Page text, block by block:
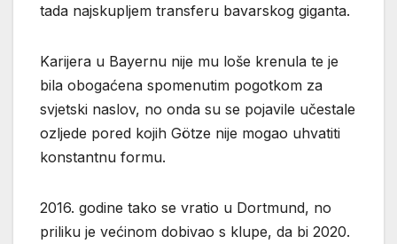
tada najskupljem transferu bavarskog giganta.
Karijera u Bayernu nije mu loše krenula te je
bila obogaćena spomenutim pogotkom za
svjetski naslov, no onda su se pojavile učestale
ozljede pored kojih Götze nije mogao uhvatiti
konstantnu formu.
2016. godine tako se vratio u Dortmund, no
priliku je većinom dobivao s klupe, da bi 2020.